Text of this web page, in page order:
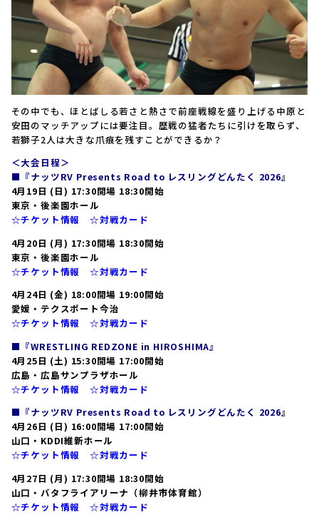
その中でも、ほとばしる若さと熱さで前座戦線を盛り上げる中原と
安田のマッチアップには要注目。歴戦の猛者たちに引けを取らず、
若獅子2人は大きな爪痕を残すことができるか？
＜大会日程＞
■『ナッツRV Presents Road to レスリングどんたく 2026』
4月19日 (日) 17:30開場 18:30開始
東京・後楽園ホール
☆チケット情報
☆対戦カード
4月20日 (月) 17:30開場 18:30開始
東京・後楽園ホール
☆チケット情報
☆対戦カード
4月24日 (金) 18:00開場 19:00開始
愛媛・テクスポート今治
☆チケット情報
☆対戦カード
■『WRESTLING REDZONE in HIROSHIMA』
4月25日 (土) 15:30開場 17:00開始
広島・広島サンプラザホール
☆チケット情報
☆対戦カード
■『ナッツRV Presents Road to レスリングどんたく 2026』
4月26日 (日) 16:00開場 17:00開始
山口・KDDI維新ホール
☆チケット情報
☆対戦カード
4月27日 (月) 17:30開場 18:30開始
山口・バタフライアリーナ（柳井市体育館）
☆チケット情報
☆対戦カード